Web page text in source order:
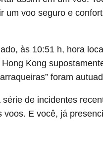
um voo seguro e
às 10:51 h, hora
Kong
foram
de incidentes
E você, já